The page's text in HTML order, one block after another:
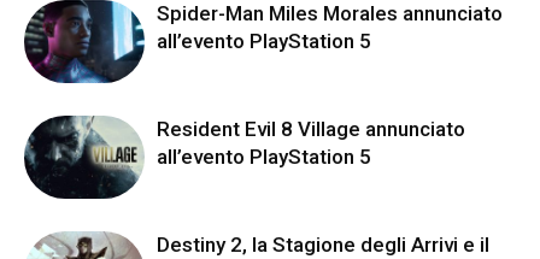
Spider-Man Miles Morales annunciato
all’evento PlayStation 5
Resident Evil 8 Village annunciato
all’evento PlayStation 5
Destiny 2, la Stagione degli Arrivi e il